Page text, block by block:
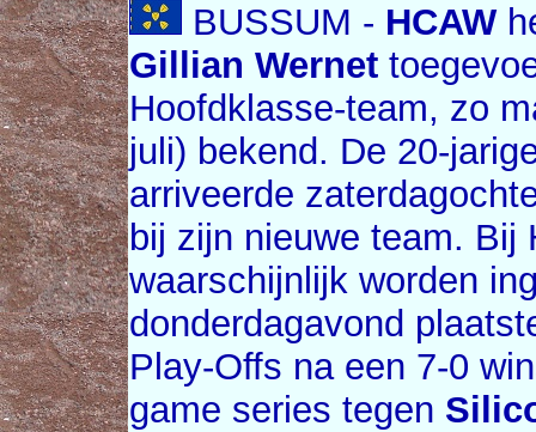
BUSSUM - HCAW
Gillian Wernet
Hoofdklasse-team, zo
juli) bekend. De 20-
arriveerde
bij zijn nieuwe team. Bij
waarschijnlijk worden
donderdagavond
Play-Offs na een 7-0
game series tegen